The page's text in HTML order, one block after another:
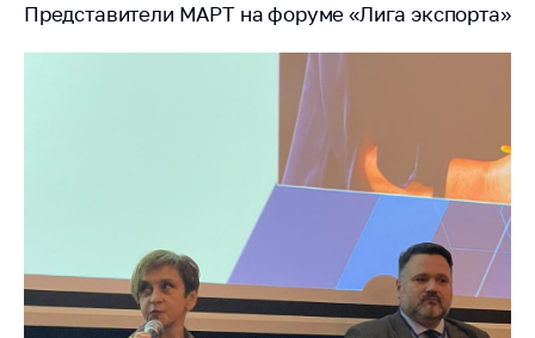
Ценовая политика
контроль закупок
Защита прав
потребителей
Представители МАРТ на форуме «Лига экспорта»